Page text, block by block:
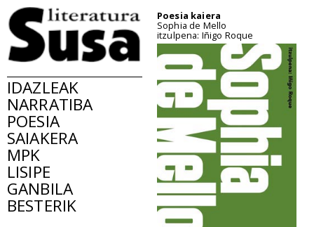
IDAZLEAK
NARRATIBA
POESIA
SAIAKERA
MPK
LISIPE
GANBILA
BESTERIK
Poesia kaiera
Sophia de Mello
itzulpena: Iñigo Roque